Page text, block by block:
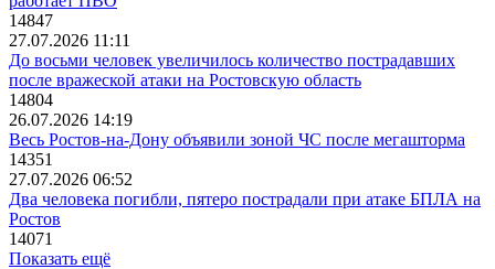
14847
27.07.2026 11:11
До восьми человек увеличилось количество пострадавших
после вражеской атаки на Ростовскую область
14804
26.07.2026 14:19
Весь Ростов-на-Дону объявили зоной ЧС после мегашторма
14351
27.07.2026 06:52
Два человека погибли, пятеро пострадали при атаке БПЛА на
Ростов
14071
Показать ещё